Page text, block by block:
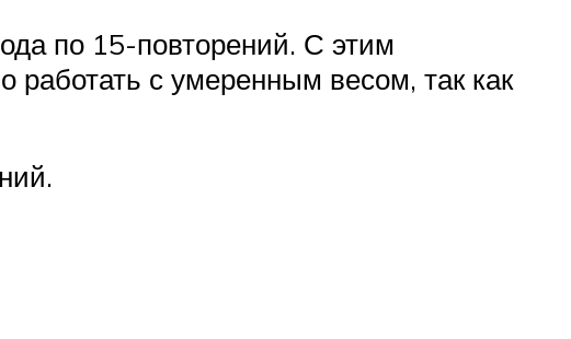
по 15-повторений. С этим
с умеренным весом, так как